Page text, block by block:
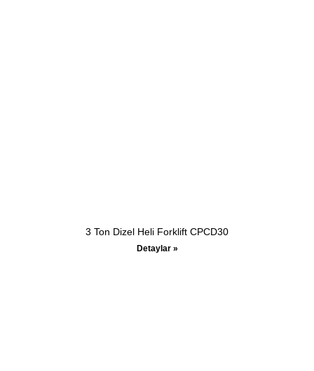
3 Ton Dizel Heli Forklift CPCD30
Detaylar »